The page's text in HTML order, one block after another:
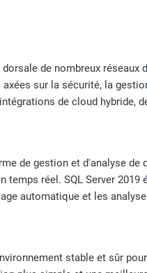
de nombreux
sur la sécurité, la
de cloud hybride,
de gestion et d'analyse
temps réel. SQL Server
automatique et les
stable et sûr